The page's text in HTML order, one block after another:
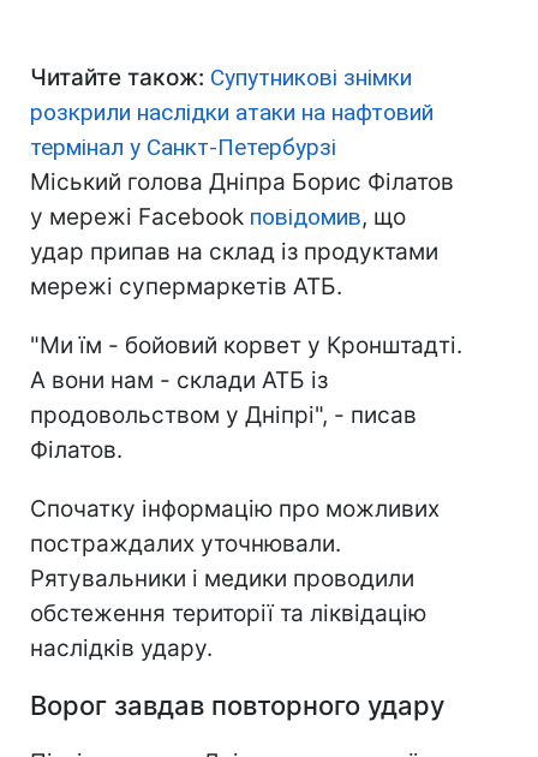
Читайте також: Супутникові знімки
розкрили наслідки атаки на нафтовий
термінал у Санкт-Петербурзі
Міський голова Дніпра Борис Філатов
у мережі Facebook повідомив, що
удар припав на склад із продуктами
мережі супермаркетів АТБ.
"Ми їм - бойовий корвет у Кронштадті.
А вони нам - склади АТБ із
продовольством у Дніпрі", - писав
Філатов.
Спочатку інформацію про можливих
постраждалих уточнювали.
Рятувальники і медики проводили
обстеження території та ліквідацію
наслідків удару.
Ворог завдав повторного удару